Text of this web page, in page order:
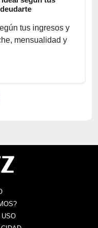
tus ingresos y
mensualidad y